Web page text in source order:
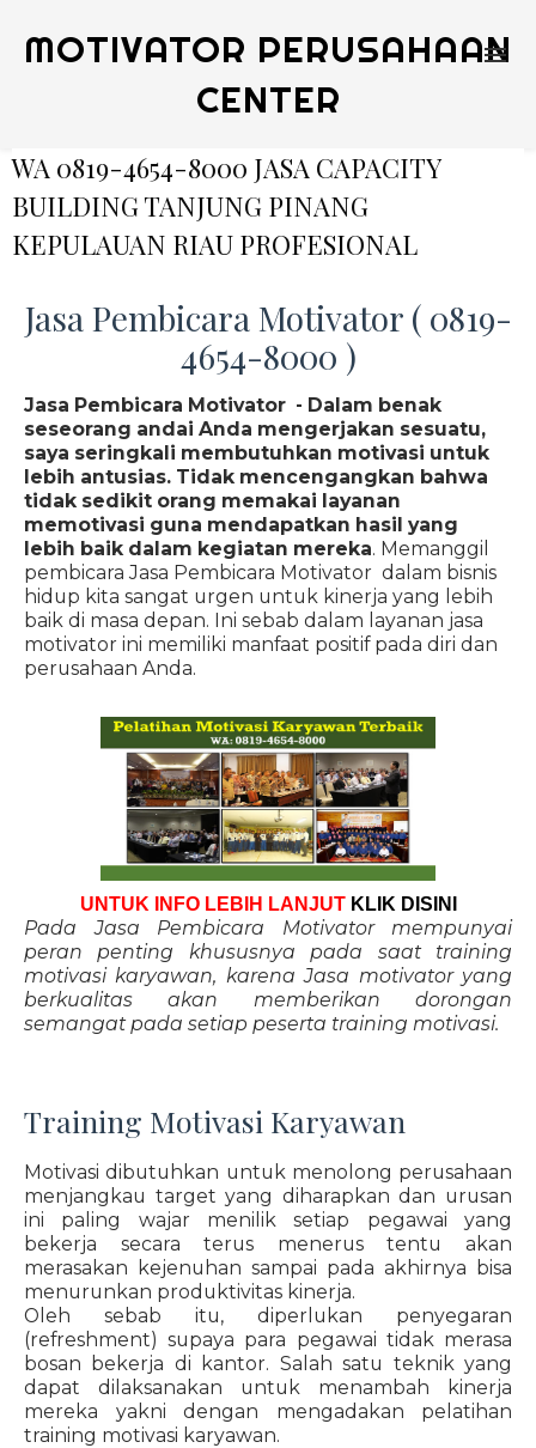
MOTIVATOR PERUSAHAAN
CENTER
WA 0819-4654-8000 JASA CAPACITY
BUILDING TANJUNG PINANG
KEPULAUAN RIAU PROFESIONAL
Jasa Pembicara Motivator ( 0819-
4654-8000 )
Jasa Pembicara Motivator - Dalam benak
seseorang andai Anda mengerjakan sesuatu,
saya seringkali membutuhkan motivasi untuk
lebih antusias. Tidak mencengangkan bahwa
tidak sedikit orang memakai layanan
memotivasi guna mendapatkan hasil yang
lebih baik dalam kegiatan mereka. Memanggil
pembicara Jasa Pembicara Motivator dalam bisnis
hidup kita sangat urgen untuk kinerja yang lebih
baik di masa depan. Ini sebab dalam layanan jasa
motivator ini memiliki manfaat positif pada diri dan
perusahaan Anda.
UNTUK INFO LEBIH LANJUT KLIK DISINI
Pada Jasa Pembicara Motivator mempunyai
peran penting khususnya pada saat training
motivasi karyawan, karena Jasa motivator yang
berkualitas akan memberikan dorongan
semangat pada setiap peserta training motivasi.
Training Motivasi Karyawan
Motivasi dibutuhkan untuk menolong perusahaan
menjangkau target yang diharapkan dan urusan
ini paling wajar menilik setiap pegawai yang
bekerja secara terus menerus tentu akan
merasakan kejenuhan sampai pada akhirnya bisa
menurunkan produktivitas kinerja.
Oleh sebab itu, diperlukan penyegaran
(refreshment) supaya para pegawai tidak merasa
bosan bekerja di kantor. Salah satu teknik yang
dapat dilaksanakan untuk menambah kinerja
mereka yakni dengan mengadakan pelatihan
training motivasi karyawan.